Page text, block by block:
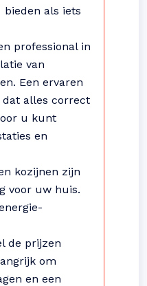
als iets
professional in
van
Een ervaren
dat alles correct
u kunt
en
kozijnen zijn
voor uw huis.
de prijzen
om
en een